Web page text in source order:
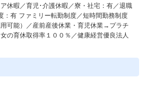
休暇／育児･介護休暇／寮・社宅：有／退職
：有 ファミリー転勤制度／短時間勤務制度
用可能）／産前産後休業・育児休業→プラチ
の育休取得率１００％／健康経営優良法人